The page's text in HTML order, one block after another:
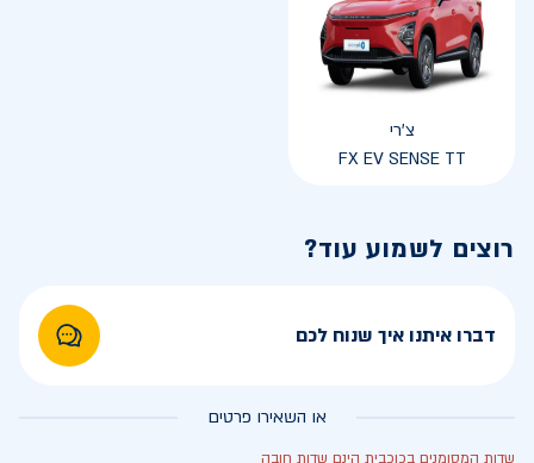
צ'רי
FX EV SENSE TT
רוצים לשמוע עוד?
דברו איתנו איך שנוח לכם
או השאירו פרטים
שדות המסומנים בכוכבית הינם שדות חובה